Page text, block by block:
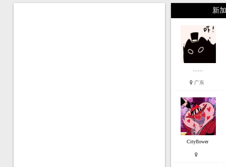
新
广东
Cityflower